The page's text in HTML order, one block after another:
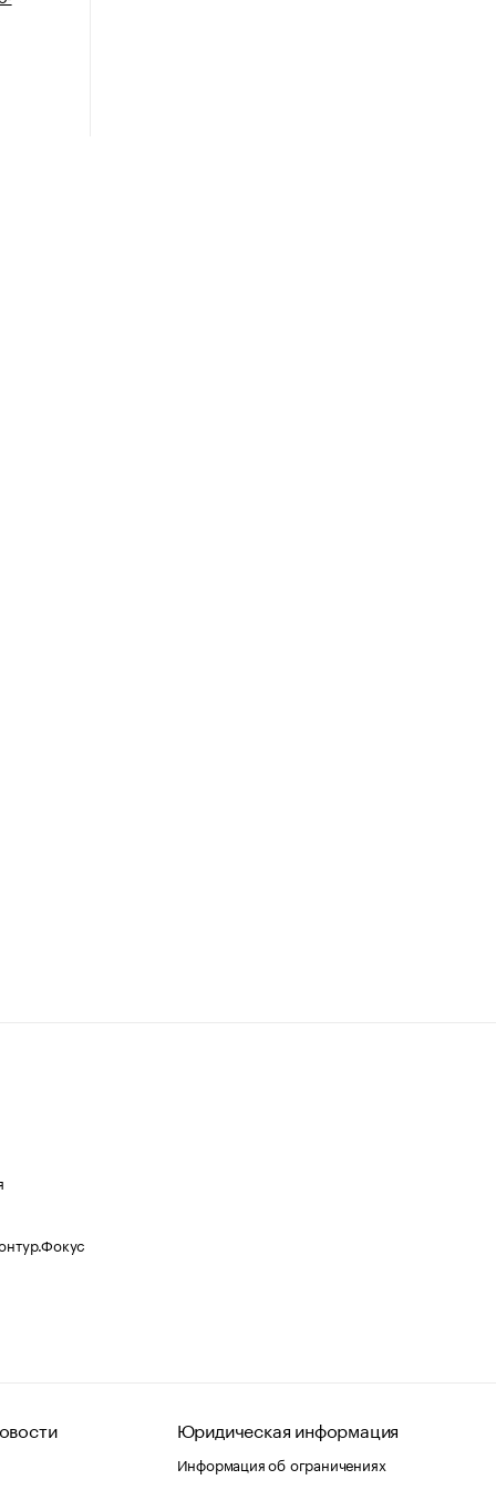
Юридическая информация
Информация об ограничениях